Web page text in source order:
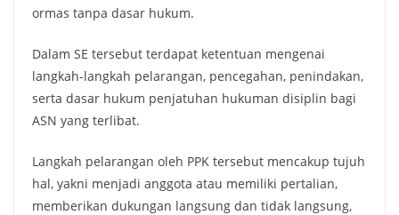
ormas tanpa dasar hukum.
Dalam SE tersebut terdapat ketentuan mengenai
langkah-langkah pelarangan, pencegahan, penindakan,
serta dasar hukum penjatuhan hukuman disiplin bagi
ASN yang terlibat.
Langkah pelarangan oleh PPK tersebut mencakup tujuh
hal, yakni menjadi anggota atau memiliki pertalian,
memberikan dukungan langsung dan tidak langsung,